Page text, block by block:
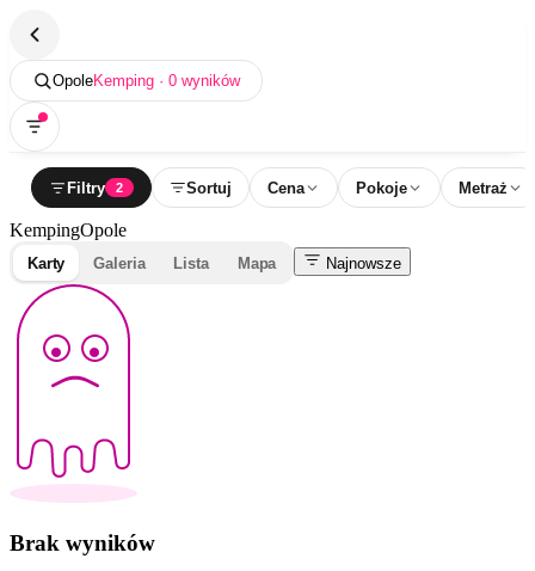
OpoleKemping · 0 wyników
Filtry 2 Sortuj Cena Pokoje Metraż
KempingOpole
Karty Galeria Lista Mapa Najnowsze
Brak wyników